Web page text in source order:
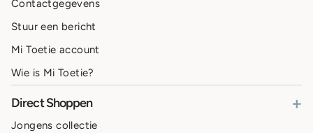
Contactgegevens
Stuur een bericht
Mi Toetie account
Wie is Mi Toetie?
Direct Shoppen +
Jongens collectie